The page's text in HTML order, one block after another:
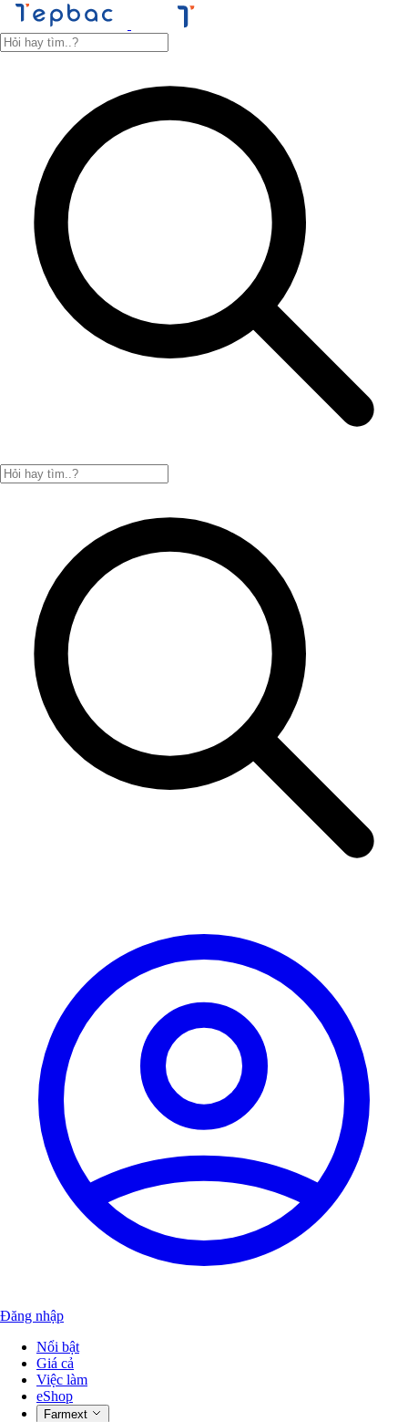
Đăng nhập
Nổi bật
Giá cả
Việc làm
eShop
Farmext